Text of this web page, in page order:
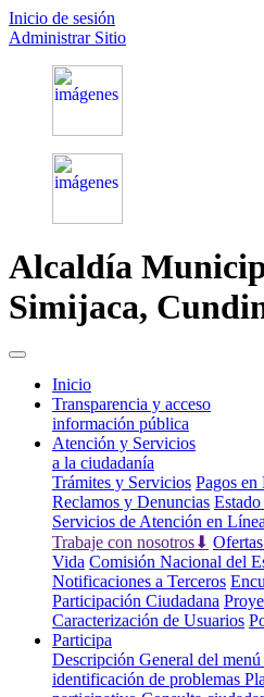
Inicio de sesión
Administrar Sitio
Alcaldía
Simijaca,
Inicio(current)
Transparencia y acceso
información pública
Atención y Servicios
a la ciudadanía
Trámites y Servicios Pagos en
Reclamos y Denuncias
Servicios de Atención en Línea
Trabaje con nosotros⬇
Vida Comisión Nacional del
Notificaciones a Terceros
Participación Ciudadana
Caracterización de Usuarios
Participa
Descripción General del
identificación de problemas